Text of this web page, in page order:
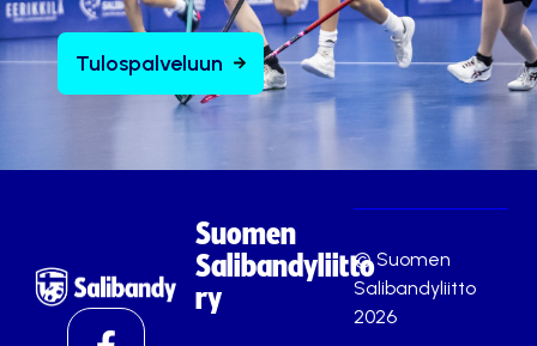
Tulospalveluun
Suomen
Salibandyliitto
ry
© Suomen
Salibandyliitto
2026